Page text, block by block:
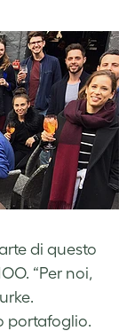
di questo
“Per noi,
portafoglio.